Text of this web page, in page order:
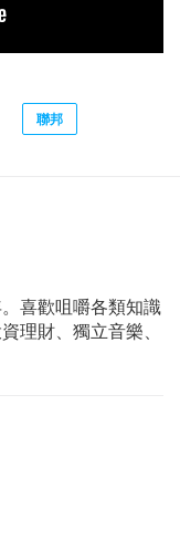
聯邦
喜歡咀嚼各類知識
理財、獨立音樂、